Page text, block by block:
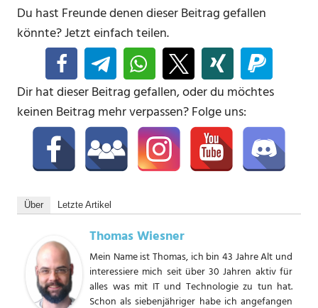
Du hast Freunde denen dieser Beitrag gefallen
könnte? Jetzt einfach teilen.
Dir hat dieser Beitrag gefallen, oder du möchtes
keinen Beitrag mehr verpassen? Folge uns:
Über Letzte Artikel
Thomas Wiesner
Mein Name ist Thomas, ich bin 43 Jahre Alt und
interessiere mich seit über 30 Jahren aktiv für
alles was mit IT und Technologie zu tun hat.
Schon als siebenjähriger habe ich angefangen